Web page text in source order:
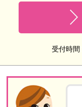
受付時間